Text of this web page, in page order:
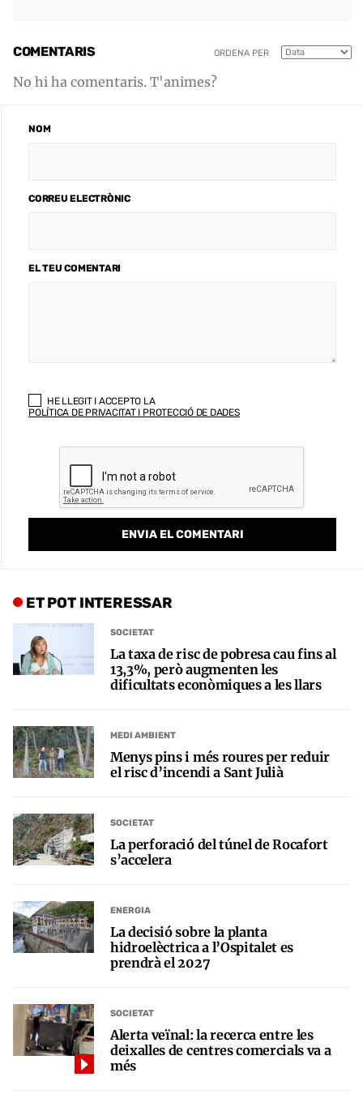
COMENTARIS ORDENA PER
No hi ha comentaris. T'animes?
NOM
CORREU ELECTRÒNIC
EL TEU COMENTARI
HE LLEGIT I ACCEPTO LA
POLÍTICA DE PRIVACITAT I PROTECCIÓ DE DADES
ET POT INTERESSAR
SOCIETAT
La taxa de risc de pobresa cau fins al
13,3%, però augmenten les
dificultats econòmiques a les llars
MEDI AMBIENT
Menys pins i més roures per reduir
el risc d’incendi a Sant Julià
SOCIETAT
La perforació del túnel de Rocafort
s’accelera
ENERGIA
La decisió sobre la planta
hidroelèctrica a l’Ospitalet es
prendrà el 2027
SOCIETAT
Alerta veïnal: la recerca entre les
deixalles de centres comercials va a
més